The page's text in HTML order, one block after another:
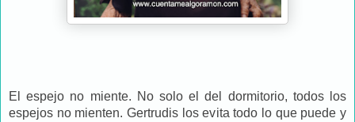
El espejo no miente. No solo el del dormitorio, todos los
espejos no mienten. Gertrudis los evita todo lo que puede y